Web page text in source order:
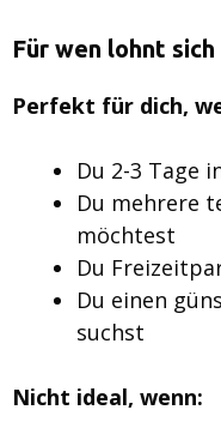
Für wen lohnt
Perfekt für dich,
Du 2-3 Tage
Du mehrere
möchtest
Du
Du einen
suchst
Nicht ideal, wenn: